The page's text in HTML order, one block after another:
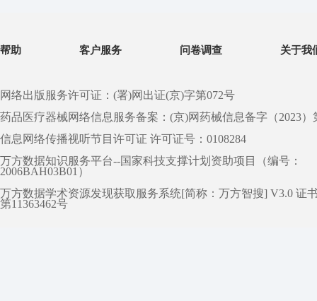
帮助 客户服务 问卷调查 关于我
网络出版服务许可证：(署)网出证(京)字第072号
药品医疗器械网络信息服务备案：(京)网药械信息备字（2023）
信息网络传播视听节目许可证 许可证号：0108284
万方数据知识服务平台--国家科技支撑计划资助项目（编号：
2006BAH03B01）
万方数据学术资源发现获取服务系统[简称：万方智搜] V3.0 证
第11363462号